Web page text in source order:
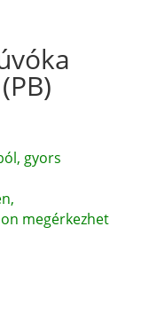
gyors
megérkezhet